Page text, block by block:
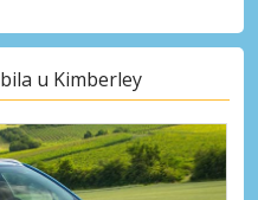
u Kimberley